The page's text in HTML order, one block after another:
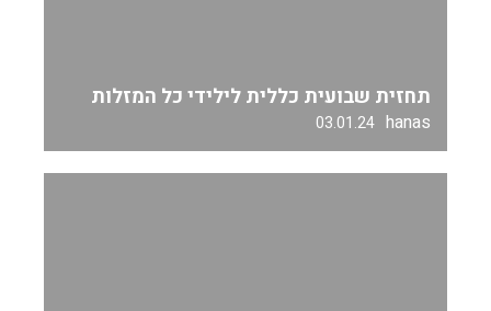
תחזית שבועית כללית לילידי כל המזלות
hanas
03.01.24